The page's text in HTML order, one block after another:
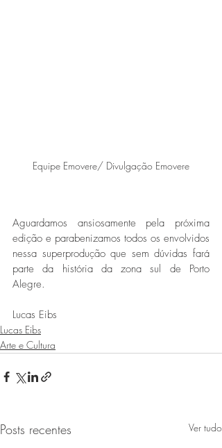
Equipe Emovere/ Divulgação Emovere
Aguardamos ansiosamente pela próxima
edição e parabenizamos todos os envolvidos
nessa superprodução que sem dúvidas fará
parte da história da zona sul de Porto
Alegre.
Lucas Eibs
Lucas Eibs
Arte e Cultura
Posts recentes Ver tudo